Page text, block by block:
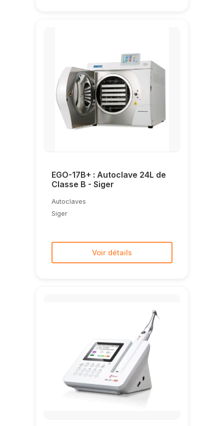
EGO-17B+ : Autoclave 24L de
Classe B - Siger
Autoclaves
Siger
Voir détails